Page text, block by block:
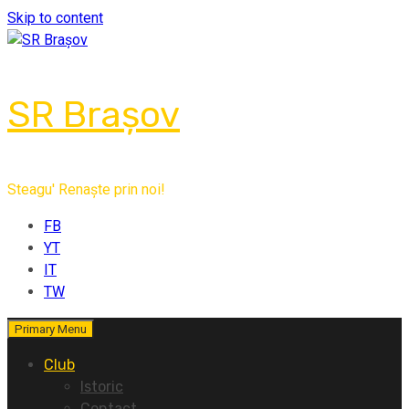
Skip to content
SR Brașov
Steagu' Renaște prin noi!
FB
YT
IT
TW
Primary Menu
Club
Istoric